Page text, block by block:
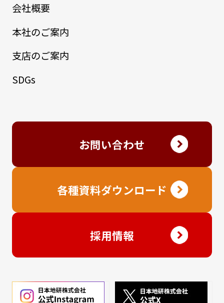
会社概要
本社のご案内
支店のご案内
SDGs
お問い合わせ
各種資料ダウンロード
採用情報